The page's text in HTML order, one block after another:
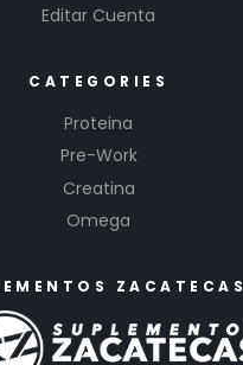
Editar Cuenta
CATEGORIES
Proteina
Pre-Work
Creatina
Omega
ZACATECAS